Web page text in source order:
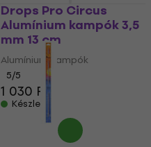
Drops Pro Circus
Alumínium kampók 3,5
mm 13 cm
Alumínium kampók
5/5
1 030 Ft
Készleten